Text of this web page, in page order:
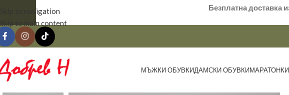
Skip to navigation
Skip to main content
Безплатна доставка
МЪЖКИ ОБУВКИДАМСКИ ОБУВКИМАРАТОНКИ